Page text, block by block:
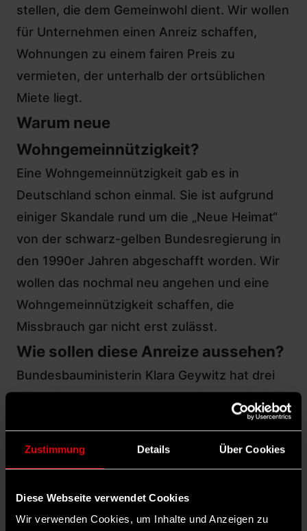
Zustimmung Details Über Cookies
Diese Webseite verwendet Cookies
Wir verwenden Cookies, um Inhalte und Anzeigen zu
stellen, die dem Gemeinwohl dient. Wir wollen
für Unternehmen einen Anreiz schaffen,
Wohnungen zu einem fairen Preis zu
vermieten, der unterhalb der ortsüblichen
Miete liegt.
Warum neue
Wohngemeinnützigkeit?
Eine Wohngemeinnützigkeit gab es in
Deutschland schon einmal. Sie ist aufgrund
einiger Skandale rund um die „Neue Heimat“
von der schwarz-gelben Bundesregierung in
den 1990er Jahren abgeschafft worden. Wir
wollen das nochmal neu angehen und eine
Wohngemeinnützigkeit schaffen, die
Missbrauch gar nicht erst zulässt.
Wie sollen diese Anreize aussehen?
Bundesbauministerin Klara Geywitz hat drei
verschiedene Umsetzungsoptionen skizziert
und dem Haushaltsausschuss vorgelegt.
Steuerliche Entlastung kann dabei z. B.
Privilegierung ist also an einen Zweck